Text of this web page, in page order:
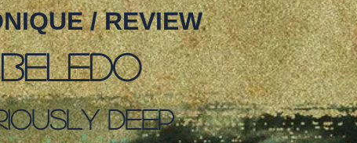
/ REVIEW
Beledo
Deep